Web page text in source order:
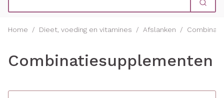
Zoek
Home / Dieet, voeding en vitamines / Afslanken /
Combinatiesupplementen